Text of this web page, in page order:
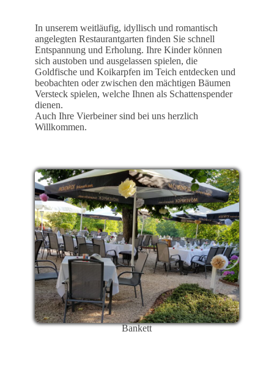
In unserem weitläufig, idyllisch und romantisch
angelegten Restaurantgarten finden Sie schnell
Entspannung und Erholung. Ihre Kinder können
sich austoben und ausgelassen spielen, die
Goldfische und Koikarpfen im Teich entdecken und
beobachten oder zwischen den mächtigen Bäumen
Versteck spielen, welche Ihnen als Schattenspender
dienen.
Auch Ihre Vierbeiner sind bei uns herzlich
Willkommen.
Bankett